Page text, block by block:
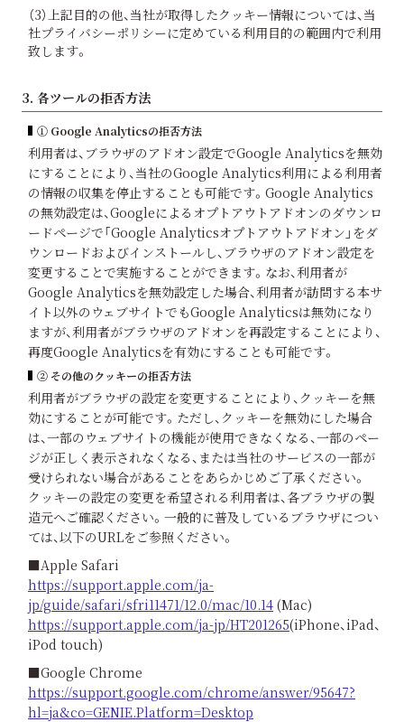
（3）上記目的の他、当社が取得したクッキー情報については、当
社プライバシーポリシーに定めている利用目的の範囲内で利用
致します。
3. 各ツールの拒否方法
① Google Analyticsの拒否方法
利用者は、ブラウザのアドオン設定でGoogle Analyticsを無効
にすることにより、当社のGoogle Analytics利用による利用者
の情報の収集を停止することも可能です。Google Analytics
の無効設定は、Googleによるオプトアウトアドオンのダウンロ
ードページで「Google Analyticsオプトアウトアドオン」をダ
ウンロードおよびインストールし、ブラウザのアドオン設定を
変更することで実施することができます。なお、利用者が
Google Analyticsを無効設定した場合、利用者が訪問する本サ
イト以外のウェブサイトでもGoogle Analyticsは無効になり
ますが、利用者がブラウザのアドオンを再設定することにより、
再度Google Analyticsを有効にすることも可能です。
② その他のクッキーの拒否方法
利用者がブラウザの設定を変更することにより、クッキーを無
効にすることが可能です。ただし、クッキーを無効にした場合
は、一部のウェブサイトの機能が使用できなくなる、一部のペー
ジが正しく表示されなくなる、または当社のサービスの一部が
受けられない場合があることをあらかじめご了承ください。
クッキーの設定の変更を希望される利用者は、各ブラウザの製
造元へご確認ください。一般的に普及しているブラウザについ
ては、以下のURLをご参照ください。
■Apple Safari
https://support.apple.com/ja-
jp/guide/safari/sfri11471/12.0/mac/10.14 (Mac)
https://support.apple.com/ja-jp/HT201265(iPhone、iPad、
iPod touch)
■Google Chrome
https://support.google.com/chrome/answer/95647?
hl=ja&co=GENIE.Platform=Desktop